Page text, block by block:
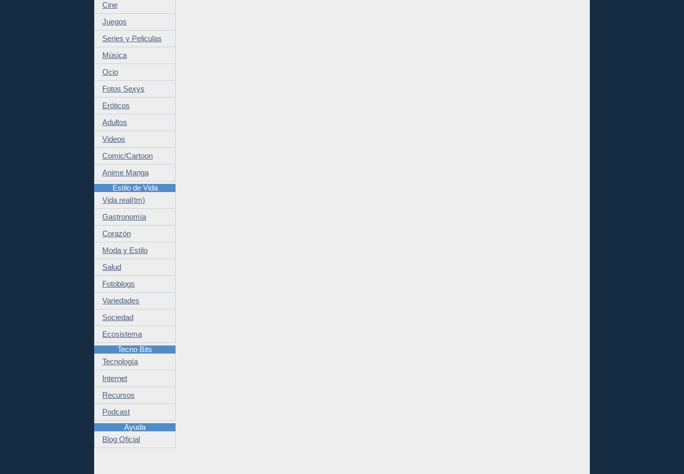
Cine
Juegos
Series y Peliculas
Música
Ocio
Fotos Sexys
Eróticos
Adultos
Videos
Comic/Cartoon
Anime Manga
Estilo de Vida
Vida real(tm)
Gastronomía
Corazón
Moda y Estilo
Salud
Fotoblogs
Variedades
Sociedad
Ecosistema
Tecno Bits
Tecnología
Internet
Recursos
Podcast
Ayuda
Blog Oficial